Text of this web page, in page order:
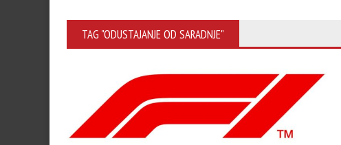
TAG "ODUSTAJANJE OD SARADNJE"